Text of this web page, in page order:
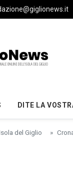
DITE LA
del Giglio